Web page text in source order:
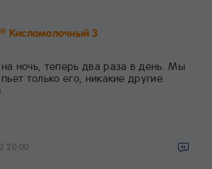
® Кисломолочный 3
ночь, теперь два раза в день. Мы
только его, никакие другие
20:00